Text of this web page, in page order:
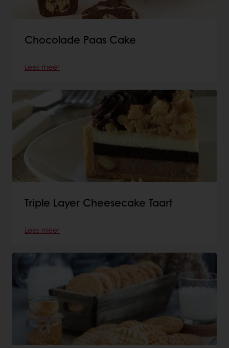
Chocolade Paas Cake
Lees meer
Triple Layer Cheesecake Taart
Lees meer